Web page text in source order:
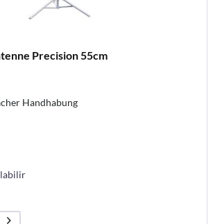
Precision 55cm
Handhabung